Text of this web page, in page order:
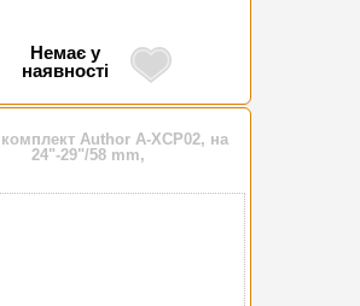
Немає у
наявності
Author A-XCP02, на
24"-29"/58 mm,